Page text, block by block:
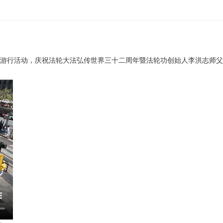
活动，庆祝法轮大法弘传世界三十二周年暨法轮功创始人李洪志师父